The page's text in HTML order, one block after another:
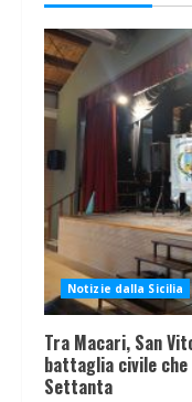
Notizie dalla Sicilia
Tra Macari, San
battaglia civile
Settanta